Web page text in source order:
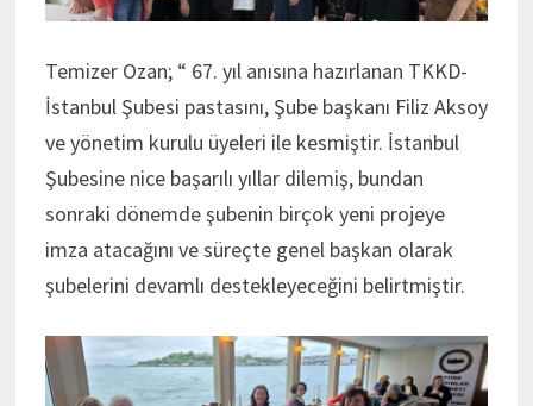
Temizer Ozan; “ 67. yıl anısına hazırlanan TKKD-
İstanbul Şubesi pastasını, Şube başkanı Filiz Aksoy
ve yönetim kurulu üyeleri ile kesmiştir. İstanbul
Şubesine nice başarılı yıllar dilemiş, bundan
sonraki dönemde şubenin birçok yeni projeye
imza atacağını ve süreçte genel başkan olarak
şubelerini devamlı destekleyeceğini belirtmiştir.